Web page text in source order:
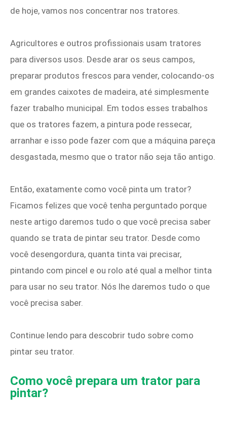
de hoje, vamos nos concentrar nos tratores.
Agricultores e outros profissionais usam tratores
para diversos usos. Desde arar os seus campos,
preparar produtos frescos para vender, colocando-os
em grandes caixotes de madeira, até simplesmente
fazer trabalho municipal. Em todos esses trabalhos
que os tratores fazem, a pintura pode ressecar,
arranhar e isso pode fazer com que a máquina pareça
desgastada, mesmo que o trator não seja tão antigo.
Então, exatamente como você pinta um trator?
Ficamos felizes que você tenha perguntado porque
neste artigo daremos tudo o que você precisa saber
quando se trata de pintar seu trator. Desde como
você desengordura, quanta tinta vai precisar,
pintando com pincel e ou rolo até qual a melhor tinta
para usar no seu trator. Nós lhe daremos tudo o que
você precisa saber.
Continue lendo para descobrir tudo sobre como
pintar seu trator.
Como você prepara um trator para
pintar?